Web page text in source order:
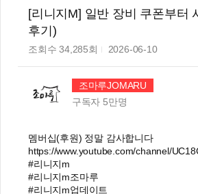
[리니지M] 일반 장비 쿠폰부터
후기)
조회수34,285회 2026-06-10
조마루JOMARU
구독자 5만명
멤버십(후원) 정말 감사합니다
https://www.youtube.com/channel/
#리니지m
#리니지m조마루
#리니지m업데이트